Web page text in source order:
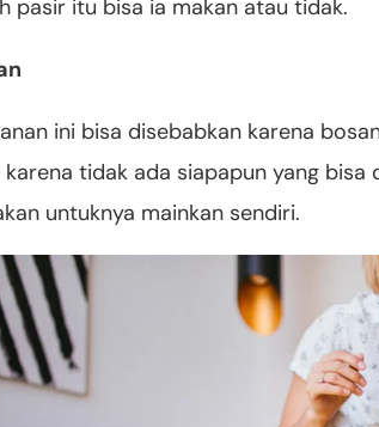
pasir itu bisa ia makan atau tidak.
ini bisa disebabkan karena
karena tidak ada siapapun yang bisa
untuknya mainkan sendiri.